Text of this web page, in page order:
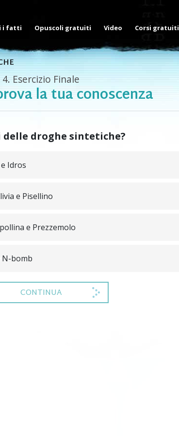
i fatti Opuscoli gratuiti Video Corsi gratuiti
4. Esercizio Finale
la tua conoscenza
droghe sintetiche?
Idros
e Pisellino
e Prezzemolo
N-bomb
CONTINUA